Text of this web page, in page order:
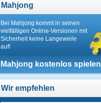
Mahjong
Bei Mahjong kommt in seinen
vielfältigen Online-Versionen mit
Sicherheit keine Langeweile
auf!
Mahjong kostenlos spielen
Wir empfehlen